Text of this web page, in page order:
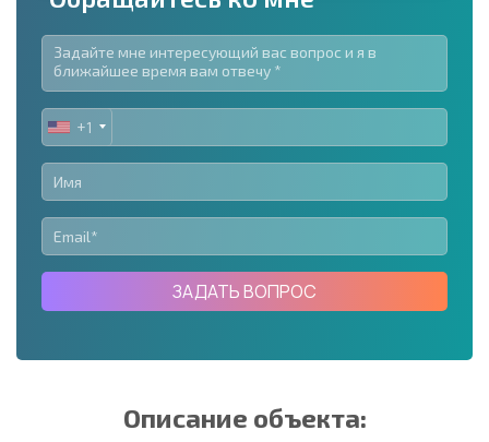
UNITED
STATES
+1
+1
ЗАДАТЬ ВОПРОС
Описание объекта: